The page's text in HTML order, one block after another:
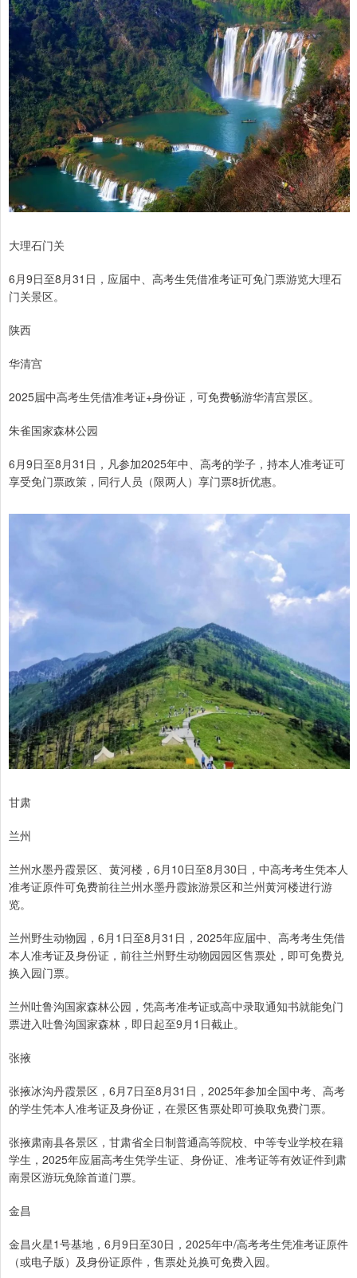
大理石门关
6月9日至8月31日，应届中、高考生凭借准考证可免门票游览大理石
门关景区。
陕西
华清宫
2025届中高考生凭借准考证+身份证，可免费畅游华清宫景区。
朱雀国家森林公园
6月9日至8月31日，凡参加2025年中、高考的学子，持本人准考证可
享受免门票政策，同行人员（限两人）享门票8折优惠。
甘肃
兰州
兰州水墨丹霞景区、黄河楼，6月10日至8月30日，中高考考生凭本人
准考证原件可免费前往兰州水墨丹霞旅游景区和兰州黄河楼进行游
览。
兰州野生动物园，6月1日至8月31日，2025年应届中、高考考生凭借
本人准考证及身份证，前往兰州野生动物园园区售票处，即可免费兑
换入园门票。
兰州吐鲁沟国家森林公园，凭高考准考证或高中录取通知书就能免门
票进入吐鲁沟国家森林，即日起至9月1日截止。
张掖
张掖冰沟丹霞景区，6月7日至8月31日，2025年参加全国中考、高考
的学生凭本人准考证及身份证，在景区售票处即可换取免费门票。
张掖肃南县各景区，甘肃省全日制普通高等院校、中等专业学校在籍
学生，2025年应届高考生凭学生证、身份证、准考证等有效证件到肃
南景区游玩免除首道门票。
金昌
金昌火星1号基地，6月9日至30日，2025年中/高考考生凭准考证原件
（或电子版）及身份证原件，售票处兑换可免费入园。